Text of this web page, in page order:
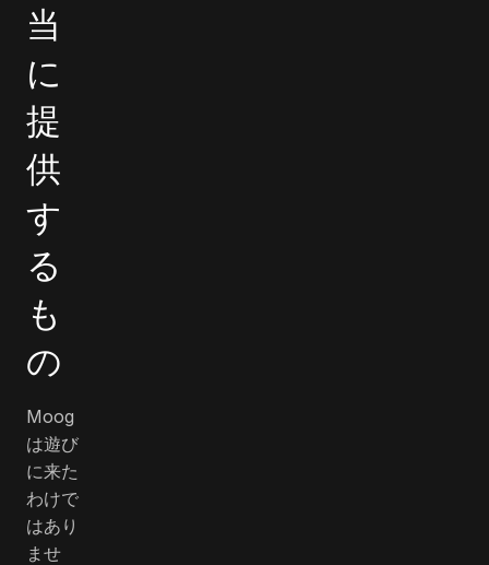
当
に
提
供
す
る
も
の
Moog
は遊び
に来た
わけで
はあり
ませ